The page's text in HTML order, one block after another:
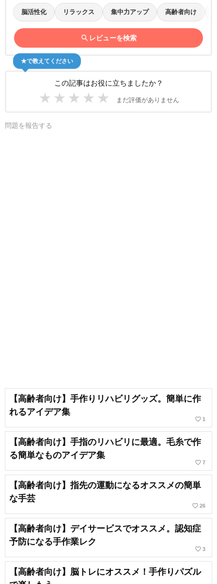
脳活性化 リラックス 集中力アップ 高齢者向け
search レビューを検索
この記事はお役に立ちましたか？
★ ★ ★ ★ ★ まだ評価がありません
★で教えてください
問題を報告する
【高齢者向け】手作りリハビリグッズ。簡単に作
れるアイデア集
favorite_border 1
【高齢者向け】手指のリハビリに最適。毛糸で作
る簡単なものアイデア集
favorite_border 7
【高齢者向け】指先の運動になるオススメの簡単
な手芸
favorite_border 26
【高齢者向け】デイサービスでオススメ。認知症
予防になる手作業レク
favorite_border 3
【高齢者向け】脳トレにオススメ！手作りパズル